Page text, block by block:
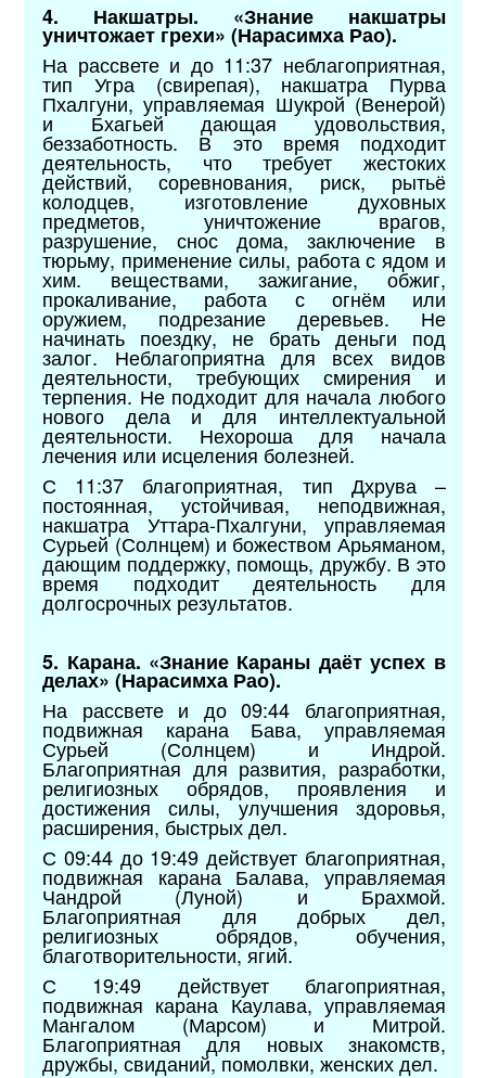
4. Накшатры. «Знание накшатры
уничтожает грехи» (Нарасимха Рао).
На рассвете и до 11:37 неблагоприятная,
тип Угра (свирепая), накшатра Пурва
Пхалгуни, управляемая Шукрой (Венерой)
и Бхагьей дающая удовольствия,
беззаботность. В это время подходит
деятельность, что требует жестоких
действий, соревнования, риск, рытьё
колодцев, изготовление духовных
предметов, уничтожение врагов,
разрушение, снос дома, заключение в
тюрьму, применение силы, работа с ядом и
хим. веществами, зажигание, обжиг,
прокаливание, работа с огнём или
оружием, подрезание деревьев. Не
начинать поездку, не брать деньги под
залог. Неблагоприятна для всех видов
деятельности, требующих смирения и
терпения. Не подходит для начала любого
нового дела и для интеллектуальной
деятельности. Нехороша для начала
лечения или исцеления болезней.
С 11:37 благоприятная, тип Дхрува –
постоянная, устойчивая, неподвижная,
накшатра Уттара-Пхалгуни, управляемая
Сурьей (Солнцем) и божеством Арьяманом,
дающим поддержку, помощь, дружбу. В это
время подходит деятельность для
долгосрочных результатов.
5. Карана. «Знание Караны даёт успех в
делах» (Нарасимха Рао).
На рассвете и до 09:44 благоприятная,
подвижная карана Бава, управляемая
Сурьей (Солнцем) и Индрой.
Благоприятная для развития, разработки,
религиозных обрядов, проявления и
достижения силы, улучшения здоровья,
расширения, быстрых дел.
С 09:44 до 19:49 действует благоприятная,
подвижная карана Балава, управляемая
Чандрой (Луной) и Брахмой.
Благоприятная для добрых дел,
религиозных обрядов, обучения,
благотворительности, ягий.
С 19:49 действует благоприятная,
подвижная карана Каулава, управляемая
Мангалом (Марсом) и Митрой.
Благоприятная для новых знакомств,
дружбы, свиданий, помолвки, женских дел.